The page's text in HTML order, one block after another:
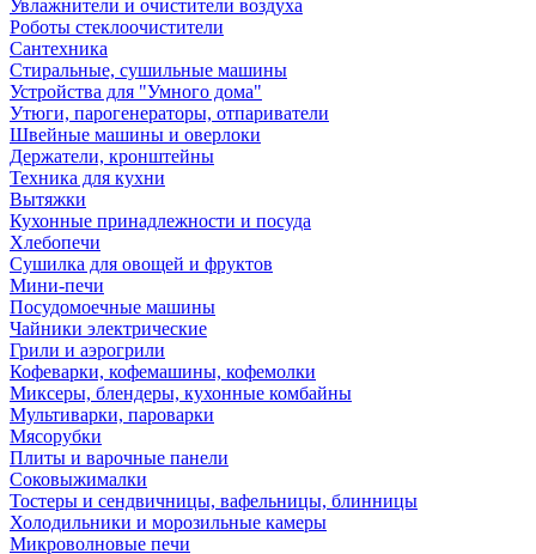
Увлажнители и очистители воздуха
Роботы стеклоочистители
Сантехника
Стиральные, сушильные машины
Устройства для "Умного дома"
Утюги, парогенераторы, отпариватели
Швейные машины и оверлоки
Держатели, кронштейны
Техника для кухни
Вытяжки
Кухонные принадлежности и посуда
Хлебопечи
Сушилка для овощей и фруктов
Мини-печи
Посудомоечные машины
Чайники электрические
Грили и аэрогрили
Кофеварки, кофемашины, кофемолки
Миксеры, блендеры, кухонные комбайны
Мультиварки, пароварки
Мясорубки
Плиты и варочные панели
Соковыжималки
Тостеры и сендвичницы, вафельницы, блинницы
Холодильники и морозильные камеры
Микроволновые печи